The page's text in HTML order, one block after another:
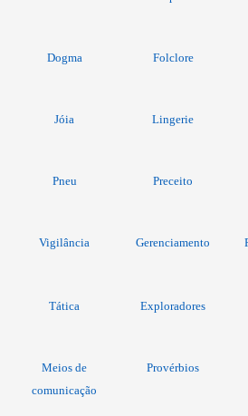
Dogma Folclore
Jóia Lingerie
Pneu Preceito
Vigilância Gerenciamento
Tática Exploradores
Meios de
comunicação
Provérbios